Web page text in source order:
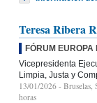
Teresa Ribera
FÓRUM
Vicepresidenta
Limpia, Justa y
13/01/2026 - Bruselas,
horas